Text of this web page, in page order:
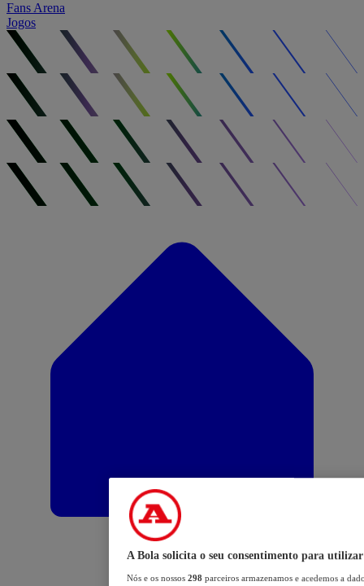
Fans Arena
Jogos
A Bola solicita o seu consentimento para utilizar
Nós e os nossos 298 parceiros armazenamos e acedemos a